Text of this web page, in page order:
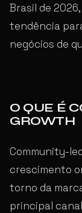
Brasil de
tendência
negócios de
O QUE É
GROWTH
Community-
crescimento
torno da
principal